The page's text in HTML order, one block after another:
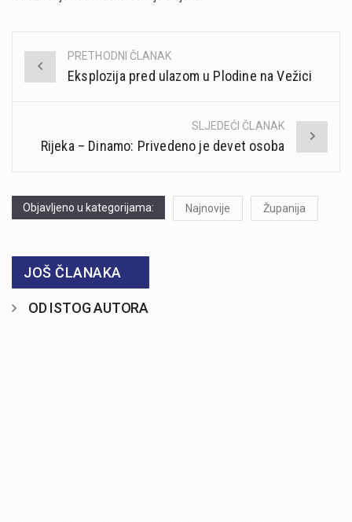
Post
navigation
PRETHODNI ČLANAK
Eksplozija pred ulazom u Plodine na Vežici
SLJEDEĆI ČLANAK
Rijeka – Dinamo: Privedeno je devet osoba
Objavljeno u kategorijama: Najnovije Županija
JOŠ ČLANAKA
OD ISTOG AUTORA